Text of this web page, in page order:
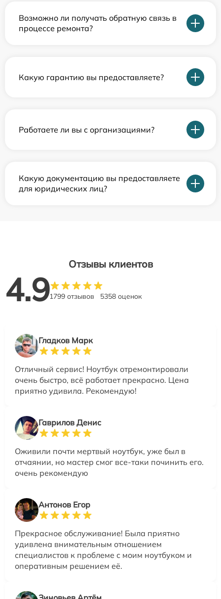
Возможно ли получать обратную связь в
процессе ремонта?
Какую гарантию вы предоставляете?
Работаете ли вы с организациями?
Какую документацию вы предоставляете
для юридических лиц?
Отзывы клиентов
4.91799 отзывов 5358 оценок
Гладков Марк
Отличный сервис! Ноутбук отремонтировали
очень быстро, всё работает прекрасно. Цена
приятно удивила. Рекомендую!
Гаврилов Денис
Оживили почти мертвый ноутбук, уже был в
отчаянии, но мастер смог все-таки починить его.
очень рекомендую
Антонов Егор
Прекрасное обслуживание! Была приятно
удивлена внимательным отношением
специалистов к проблеме с моим ноутбуком и
оперативным решением её.